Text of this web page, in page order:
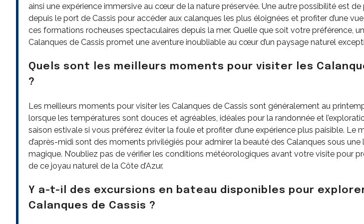
ainsi une expérience immersive au cœur de la nature préservée. Une autre possibilité est
depuis le port de Cassis pour accéder aux calanques les plus éloignées et profiter d’une
ces formations rocheuses spectaculaires depuis la mer. Quelle que soit votre préférence,
Calanques de Cassis promet une aventure inoubliable au cœur d’un paysage naturel
Quels sont les meilleurs moments pour visiter les
?
Les meilleurs moments pour visiter les Calanques de Cassis sont généralement au
lorsque les températures sont douces et agréables, idéales pour la randonnée et
saison estivale si vous préférez éviter la foule et profiter d’une expérience plus paisible. Le
d’après-midi sont des moments privilégiés pour admirer la beauté des Calanques sous
magique. N’oubliez pas de vérifier les conditions météorologiques avant votre visite pour
de ce joyau naturel de la Côte d’Azur.
Y a-t-il des excursions en bateau disponibles pour
Calanques de Cassis ?